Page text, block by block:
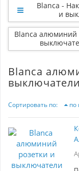
Blanca -
и
Blanca алюминий
Blanca
Сортировать по: по